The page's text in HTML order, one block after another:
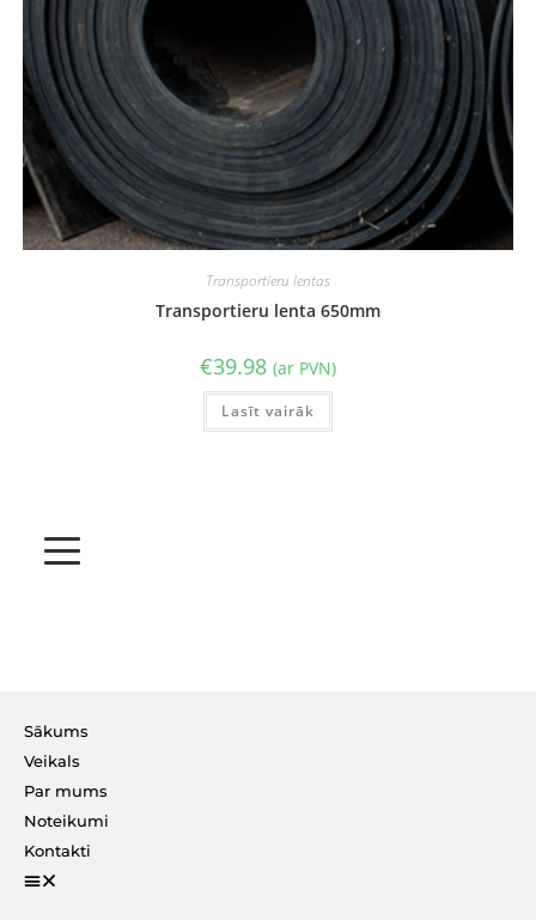
Transportieru lentas
Transportieru lenta 650mm
€39.98 (ar PVN)
Lasīt vairāk
Sākums
Veikals
Par mums
Noteikumi
Kontakti